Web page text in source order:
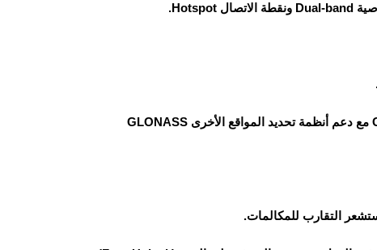
يدعم نظام تحديد المواقع العالمي GPS مع دعم أنظمة تحديد المواقع الأخرى GLONASS
التقارب للمكالمات.